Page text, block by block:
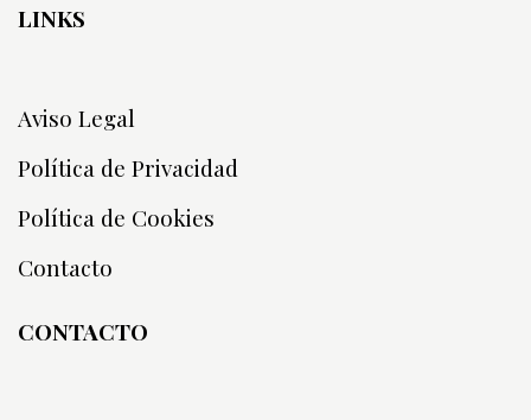
LINKS
Aviso Legal
Política de Privacidad
Política de Cookies
Contacto
CONTACTO